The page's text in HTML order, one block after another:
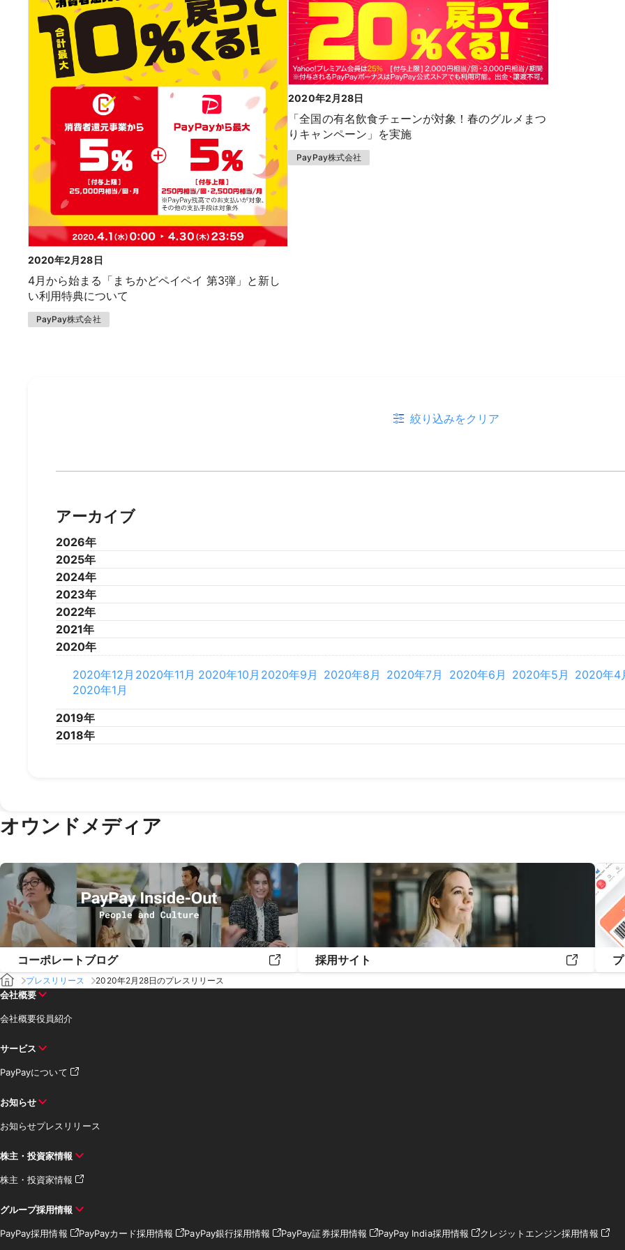
2020年2月28日
4月から始まる「まちかどペイペイ 第3弾」と新し
い利用特典について
PayPay株式会社
2020年2月28日
「全国の有名飲食チェーンが対象！春のグルメまつ
りキャンペーン」を実施
PayPay株式会社
絞り込みをクリア
アーカイブ
2026年
2026年7月 2026年6月 2026年5月 2026年4月 2026年3月 2026年2月
2025年
2025年12月2025年11月2025年10月2025年9月 2025年8月 2025年7月 2025年6月 2025年5月 2025年4
2025年1月
2024年
2024年12月2024年11月2024年10月2024年9月 2024年8月 2024年7月 2024年6月 2024年5月 2024年4
2024年1月
2023年
2023年12月2023年11月2023年10月2023年9月 2023年8月 2023年7月 2023年6月 2023年5月 2023年4
2023年1月
2022年
2022年12月2022年11月2022年10月2022年9月 2022年8月 2022年7月 2022年6月 2022年5月 2022年4
2022年1月
2021年
2021年12月 2021年11月 2021年10月 2021年9月 2021年8月 2021年7月 2021年6月 2021年5月 2021年4
2021年1月
2020年
2020年12月 2020年11月 2020年10月 2020年9月 2020年8月 2020年7月 2020年6月 2020年5月 2020年4
2020年1月
2019年
2019年12月2019年11月 2019年10月2019年9月 2019年8月 2019年7月 2019年6月 2019年5月 2019年4
2018年
オウンドメディア
コーポレートブログ 採用サイト
プレスリリース 2020年2月28日のプレスリリース
会社概要
会社概要役員紹介
サービス
PayPayについて
お知らせ
お知らせプレスリリース
株主・投資家情報
株主・投資家情報
グループ採用情報
PayPay採用情報 PayPayカード採用情報 PayPay銀行採用情報 PayPay証券採用情報 PayPay India採用情報 クレジットエンジン採用情報